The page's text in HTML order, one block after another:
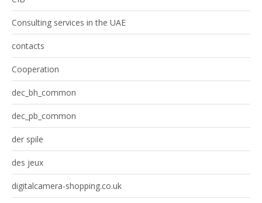
Consulting services in the UAE
contacts
Cooperation
dec_bh_common
dec_pb_common
der spile
des jeux
digitalcamera-shopping.co.uk